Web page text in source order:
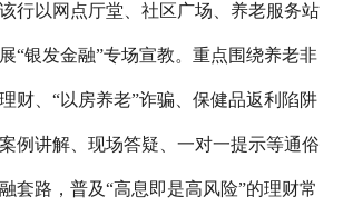
行以网点厅堂、社区广场、养老服务站
“银发金融”专场宣教。重点围绕养老非
财、“以房养老”诈骗、保健品返利陷阱
例讲解、现场答疑、一对一提示等通俗
套路，普及“高息即是高风险”的理财常